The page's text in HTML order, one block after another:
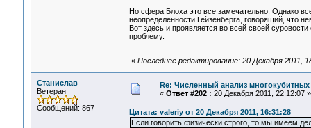
Но сфера Блоха это все замечательно. Однако
неопределенности Гейзенберга, говорящий, что
Вот здесь и проявляется во всей своей
проблему.
« Последнее редактирование: 20 Декабря 2011,
Станислав
Ветеран
Сообщений: 867
Re: Численный анализ многокубитных
« Ответ #202 : 20 Декабря 2011, 22:12:07 »
Цитата: valeriy от 20 Декабря 2011, 16:31:28
Если говорить физически строго, то мы имеем